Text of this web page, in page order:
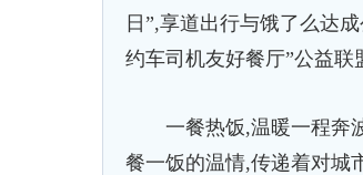
日”,享道出行与饿了么达
约车司机友好餐厅”公益联
一餐热饭,温暖一程奔波;
餐一饭的温情,传递着对城